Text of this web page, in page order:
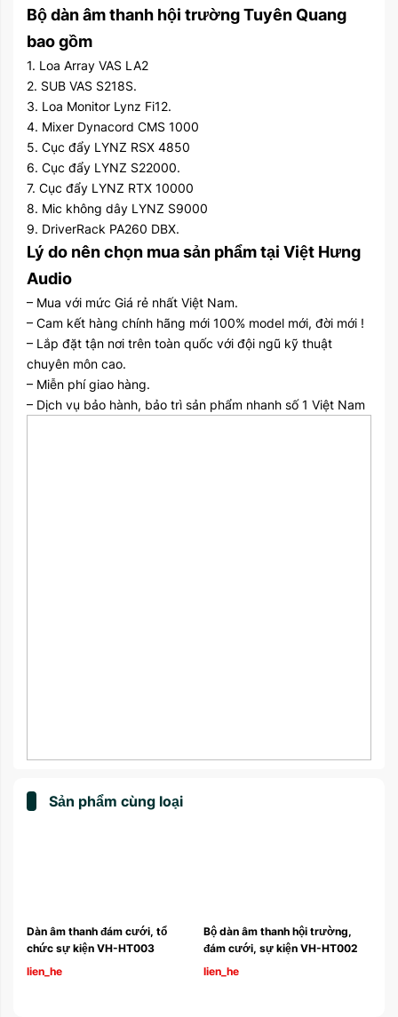
Bộ dàn âm thanh hội trường Tuyên Quang
bao gồm
1. Loa Array VAS LA2
2. SUB VAS S218S.
3. Loa Monitor Lynz Fi12.
4. Mixer Dynacord CMS 1000
5. Cục đẩy LYNZ RSX 4850
6. Cục đẩy LYNZ S22000.
7. Cục đẩy LYNZ RTX 10000
8. Mic không dây LYNZ S9000
9. DriverRack PA260 DBX.
Lý do nên chọn mua sản phẩm tại Việt Hưng
Audio
– Mua với mức Giá rẻ nhất Việt Nam.
– Cam kết hàng chính hãng mới 100% model mới, đời mới !
– Lắp đặt tận nơi trên toàn quốc với đội ngũ kỹ thuật
chuyên môn cao.
– Miễn phí giao hàng.
– Dịch vụ bảo hành, bảo trì sản phẩm nhanh số 1 Việt Nam
Sản phẩm cùng loại
Dàn âm thanh đám cưới, tổ
chức sự kiện VH-HT003
lien_he
Bộ dàn âm thanh hội trường,
đám cưới, sự kiện VH-HT002
lien_he